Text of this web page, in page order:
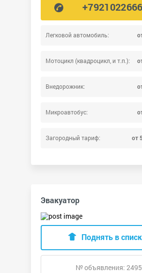
Легковой автомобиль:
Мотоцикл (квадроцикл, и т.п.):
Внедорожник:
Микроавтобус:
Загородный тариф: от
Эвакуатор
Поднять в
№ объявления: 2495